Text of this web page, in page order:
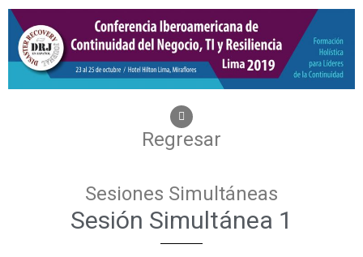
Regresar
Sesiones Simultáneas
Sesión Simultánea 1